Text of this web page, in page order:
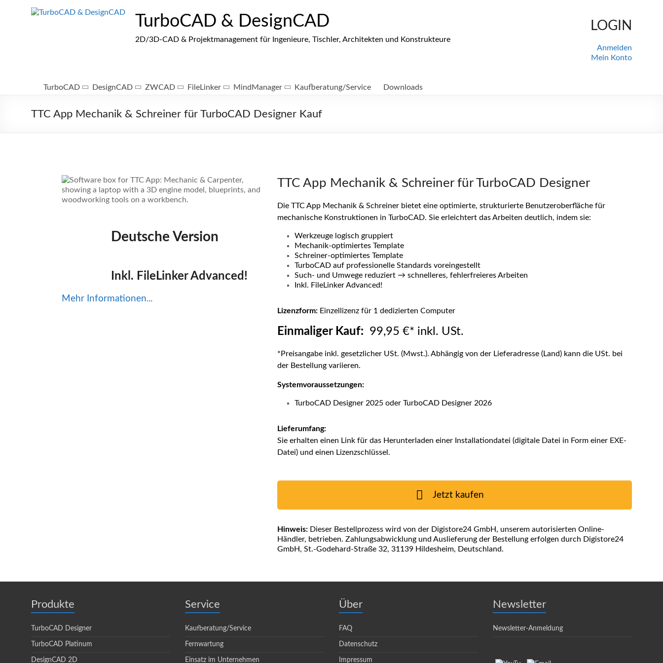
TurboCAD & DesignCAD
2D/3D-CAD & Projektmanagement für Ingenieure, Tischler, Architekten und Konstrukteure
LOGIN
Anmelden
Mein Konto
TurboCAD DesignCAD ZWCAD FileLinker MindManager Kaufberatung/Service Downloads
TTC App Mechanik & Schreiner für TurboCAD Designer Kauf
Deutsche Version
Inkl. FileLinker Advanced!
Mehr Informationen...
TTC App Mechanik & Schreiner für TurboCAD Designer
Die TTC App Mechanik & Schreiner bietet eine optimierte, strukturierte Benutzeroberfläche für
mechanische Konstruktionen in TurboCAD. Sie erleichtert das Arbeiten deutlich, indem sie:
Werkzeuge logisch gruppiert
Mechanik-optimiertes Template
Schreiner-optimiertes Template
TurboCAD auf professionelle Standards voreingestellt
Such- und Umwege reduziert → schnelleres, fehlerfreieres Arbeiten
Inkl. FileLinker Advanced!
Lizenzform: Einzellizenz für 1 dedizierten Computer
Einmaliger Kauf: 99,95 €* inkl. USt.
*Preisangabe inkl. gesetzlicher USt. (Mwst.). Abhängig von der Lieferadresse (Land) kann die USt. bei
der Bestellung variieren.
Systemvoraussetzungen:
TurboCAD Designer 2025 oder TurboCAD Designer 2026
Lieferumfang:
Sie erhalten einen Link für das Herunterladen einer Installationdatei (digitale Datei in Form einer EXE-
Datei) und einen Lizenzschlüssel.
Jetzt kaufen
Hinweis: Dieser Bestellprozess wird von der Digistore24 GmbH, unserem autorisierten Online-
Händler, betrieben. Zahlungsabwicklung und Auslieferung der Bestellung erfolgen durch Digistore24
GmbH, St.-Godehard-Straße 32, 31139 Hildesheim, Deutschland.
Produkte
TurboCAD Designer
TurboCAD Platinum
DesignCAD 2D
Service
Kaufberatung/Service
Fernwartung
Einsatz im Unternehmen
Über
FAQ
Datenschutz
Impressum
Newsletter
Newsletter-Anmeldung